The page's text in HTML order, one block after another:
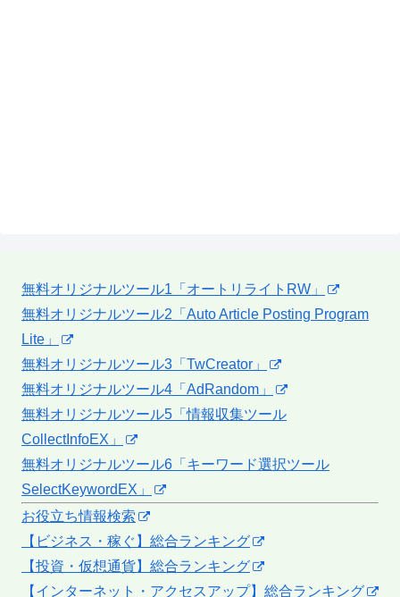
無料オリジナルツール1「オートリライトRW」
無料オリジナルツール2「Auto Article Posting Program
Lite」
無料オリジナルツール3「TwCreator」
無料オリジナルツール4「AdRandom」
無料オリジナルツール5「情報収集ツール
CollectInfoEX」
無料オリジナルツール6「キーワード選択ツール
SelectKeywordEX」
お役立ち情報検索
【ビジネス・稼ぐ】総合ランキング
【投資・仮想通貨】総合ランキング
【インターネット・アクセスアップ】総合ランキング